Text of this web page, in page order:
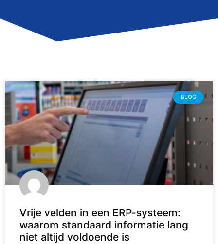
BLOG
Vrije velden in een ERP-systeem:
waarom standaard informatie lang
niet altijd voldoende is